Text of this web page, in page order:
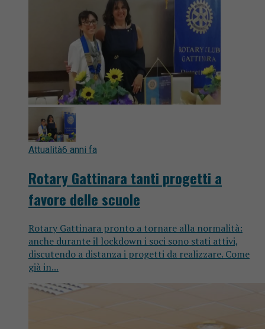
Attualità6 anni fa
Rotary Gattinara tanti progetti a
favore delle scuole
Rotary Gattinara pronto a tornare alla normalità:
anche durante il lockdown i soci sono stati attivi,
discutendo a distanza i progetti da realizzare. Come
già in...